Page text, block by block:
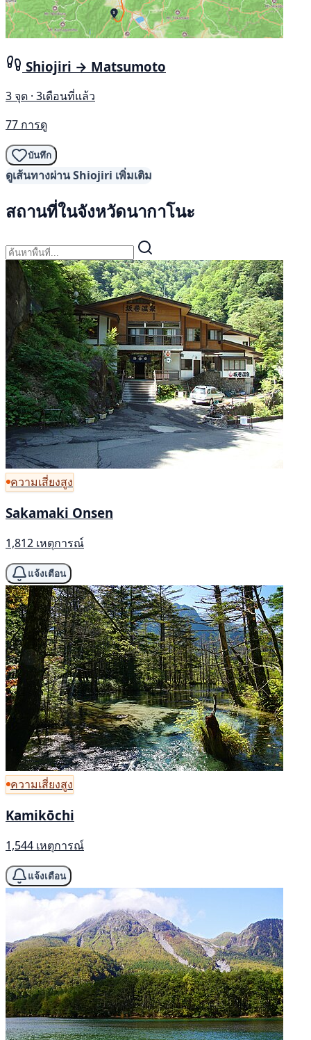
Shiojiri → Matsumoto
3 จุด · 3เดือนที่แล้ว
77 การดู
บันทึก
ดูเส้นทางผ่าน Shiojiri เพิ่มเติม
สถานที่ในจังหวัดนากาโนะ
ความเสี่ยงสูง
Sakamaki Onsen
1,812 เหตุการณ์
แจ้งเตือน
ความเสี่ยงสูง
Kamikōchi
1,544 เหตุการณ์
แจ้งเตือน